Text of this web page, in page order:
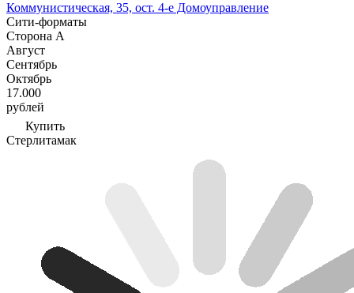
Коммунистическая, 35, ост. 4-е Домоуправление
Сити-форматы
Сторона А
Август
Сентябрь
Октябрь
17.000
рублей
Купить
Стерлитамак